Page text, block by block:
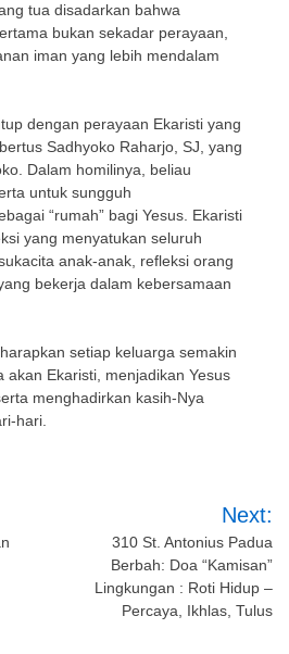
tua disadarkan bahwa
bukan sekadar perayaan,
iman yang lebih mendalam
dengan perayaan Ekaristi yang
Sadhyoko Raharjo, SJ, yang
Dalam homilinya, beliau
untuk sungguh
“rumah” bagi Yesus. Ekaristi
yang menyatukan seluruh
anak-anak, refleksi orang
bekerja dalam kebersamaan
setiap keluarga semakin
akan Ekaristi, menjadikan Yesus
menghadirkan kasih-Nya
hari.
Next:
310 St. Antonius Padua
Berbah: Doa “Kamisan”
Lingkungan : Roti Hidup –
Percaya, Ikhlas, Tulus